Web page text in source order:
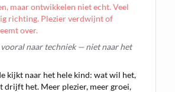
maar ontwikkelen niet echt. Veel
richting. Plezier verdwijnt of
over.
naar techniek — niet naar het
kijkt naar het hele kind: wat wil het,
drijft het. Meer plezier, meer groei,